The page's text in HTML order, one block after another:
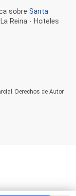
sobre Santa
Reina - Hoteles
Derechos de Autor